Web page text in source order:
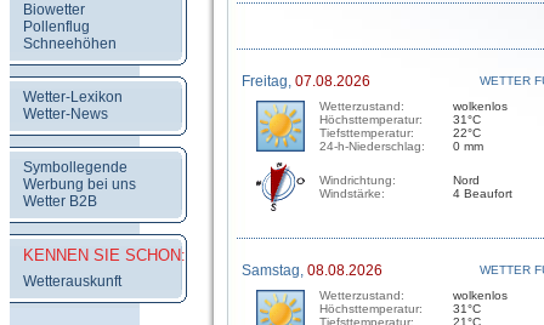
Biowetter
Pollenflug
Schneehöhen
Wetter-Lexikon
Wetter-News
Symbollegende
Werbung bei uns
Wetter B2B
KENNEN SIE SCHON:
Wetterauskunft
Freitag, 07.08.2026
WETTER
Wetterzustand:
Höchsttemperatur:
Tiefsttemperatur:
24-h-Niederschlag:
wolkenlos
31°C
22°C
0 mm
Windrichtung:
Windstärke:
Nord
4 Beaufort
Samstag, 08.08.2026
WETTER
Wetterzustand:
Höchsttemperatur:
Tiefsttemperatur:
wolkenlos
31°C
21°C